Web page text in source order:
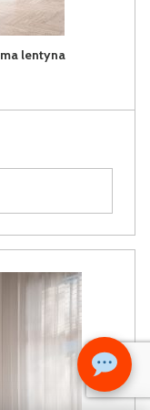
lentyna